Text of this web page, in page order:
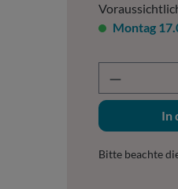
Montag
Produkt
In
Bitte beachte